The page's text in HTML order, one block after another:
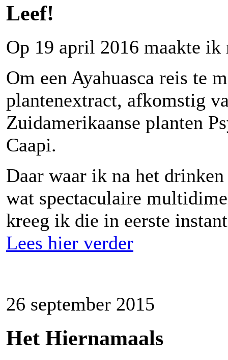
Leef!
Op 19 april 2016 maakte ik
Om een Ayahuasca reis te
plantenextract, afkomstig
Zuidamerikaanse planten
Caapi.
Daar waar ik na het
wat spectaculaire
kreeg ik die in eerste
Lees hier verder
26 september 2015
Het Hiernamaals